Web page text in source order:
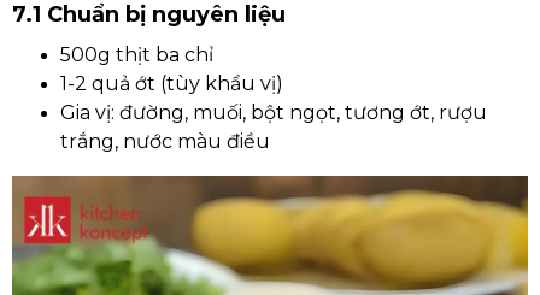
7.1 Chuẩn bị nguyên liệu
500g thịt ba chỉ
1-2 quả ớt (tùy khẩu vị)
Gia vị: đường, muối, bột ngọt, tương ớt, rượu
trắng, nước màu điều